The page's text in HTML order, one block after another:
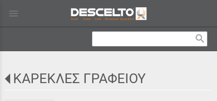
menu
search
ΚΑΡΕΚΛΕΣ ΓΡΑΦΕΙΟΥ